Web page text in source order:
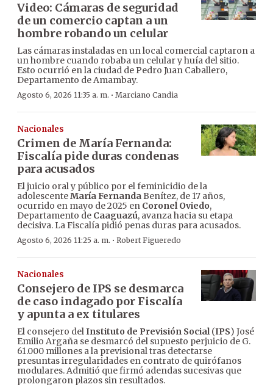
Video: Cámaras de seguridad
de un comercio captan a un
hombre robando un celular
Las cámaras instaladas en un local comercial captaron a
un hombre cuando robaba un celular y huía del sitio.
Esto ocurrió en la ciudad de Pedro Juan Caballero,
Departamento de Amambay.
Agosto 6, 2026 11:35 a. m. · Marciano Candia
Nacionales
Crimen de María Fernanda:
Fiscalía pide duras condenas
para acusados
El juicio oral y público por el feminicidio de la
adolescenteMaría FernandaBenítez, de 17 años,
ocurrido en mayo de 2025 en Coronel Oviedo,
Departamento de Caaguazú, avanza hacia su etapa
decisiva. La Fiscalía pidió penas duras para acusados.
Agosto 6, 2026 11:25 a. m. · Robert Figueredo
Nacionales
Consejero de IPS se desmarca
de caso indagado por Fiscalía
y apunta a ex titulares
El consejero delInstituto de Previsión Social(IPS) José
Emilio Argaña se desmarcó del supuesto perjuicio de G.
61.000 millones a la previsional tras detectarse
presuntas irregularidades en contrato de quirófanos
modulares. Admitió que firmó adendas sucesivas que
prolongaron plazos sin resultados.